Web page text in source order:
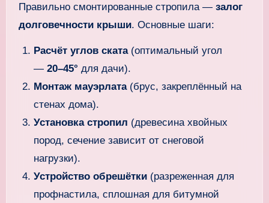
Правильно смонтированные стропила — залог
долговечности крыши. Основные шаги:
Расчёт углов ската(оптимальный угол
—20–45° для дачи).
Монтаж мауэрлата(брус, закреплённый на
стенах дома).
Установка стропил (древесина хвойных
пород, сечение зависит от снеговой
нагрузки).
Устройство обрешётки (разреженная для
профнастила, сплошная для битумной